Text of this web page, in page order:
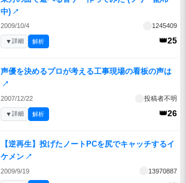
中) ↗
2009/10/4 1245409
👑25
▼詳細 解析
声優を決めるプロが考える工事現場の看板の声は
↗
2007/12/22 投稿者不明
👑26
▼詳細 解析
【逆再生】投げたノートPCを尻でキャッチするイ
ケメン ↗
2009/9/19 13970887